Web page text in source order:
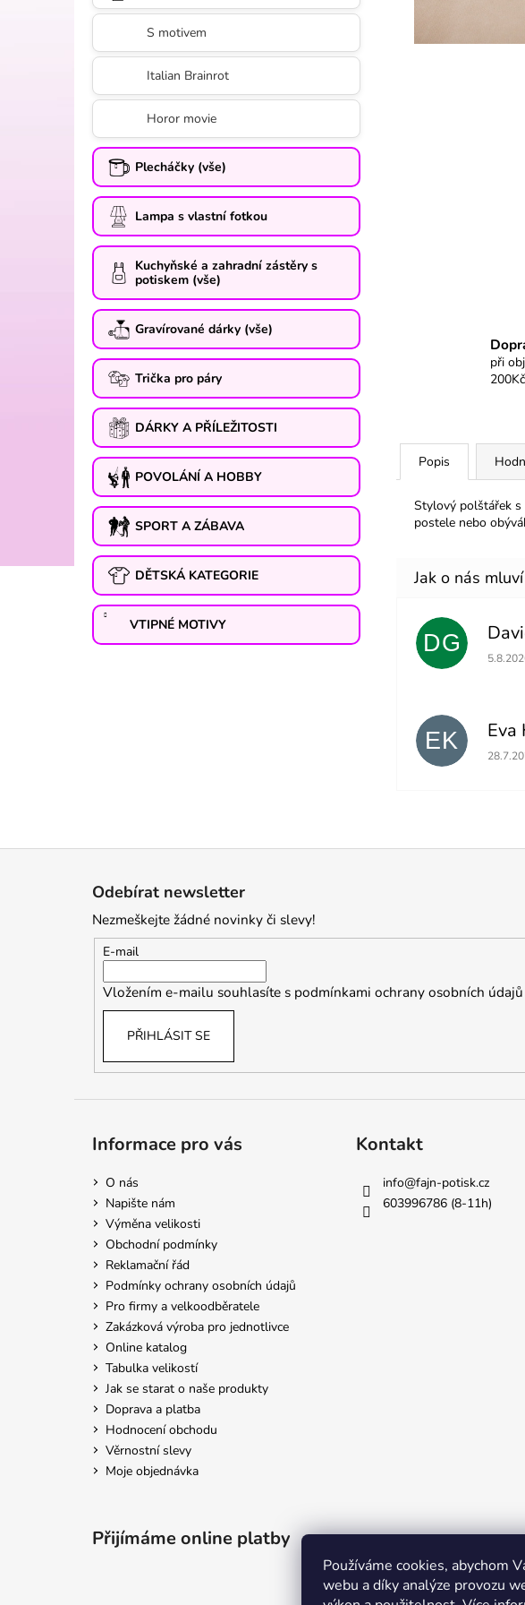
Používáme cookies, abychom
webu a díky analýze provozu
S motivem
Italian Brainrot
Horor movie
Plecháčky (vše)
Lampa s vlastní fotkou
Kuchyňské a zahradní zástěry s
potiskem (vše)
Gravírované dárky (vše)
Trička pro páry
DÁRKY A PŘÍLEŽITOSTI
POVOLÁNÍ A HOBBY
SPORT A ZÁBAVA
DĚTSKÁ KATEGORIE
VTIPNÉ MOTIVY
při
200Kč
Popis
Stylový polštářek s
postele nebo
DG
EK Eva
Odebírat newsletter
Nezmeškejte žádné novinky či slevy!
E-mail
Vložením e-mailu souhlasíte s podmínkami ochrany osobních údajů
PŘIHLÁSIT SE
Informace pro vás
O nás
Napište nám
Výměna velikosti
Obchodní podmínky
Reklamační řád
Podmínky ochrany osobních údajů
Pro firmy a velkoodběratele
Zakázková výroba pro jednotlivce
Online katalog
Tabulka velikostí
Jak se starat o naše produkty
Doprava a platba
Hodnocení obchodu
Věrnostní slevy
Moje objednávka
Kontakt
info@fajn-potisk.cz
603996786 (8-11h)
Přijímáme online platby